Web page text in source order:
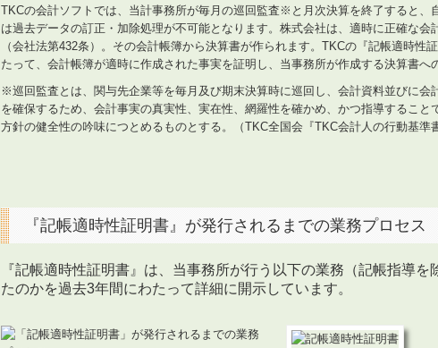
TKCの会計ソフトでは、当計事務所が毎月の巡回監査※と月次決算を終了すると、
は過去データの訂正・加除処理が不可能となります。株式会社は、適時に正確な会
（会社法第432条）。その会計帳簿から決算書が作られます。TKCの『記帳適時性
たって、会計帳簿が適時に作成された事実を証明し、当事務所が作成する決算書へ
※巡回監査とは、関与先企業等を毎月及び期末決算時に巡回し、会計資料並びに会
を確保するため、会計事実の真実性、実在性、網羅性を確かめ、かつ指導すること
方針の健全性の吟味につとめるものとする。（TKC全国会『TKC会計人の行動基準
『記帳適時性証明書』が発行されるまでの業務プロセス
『記帳適時性証明書』は、当事務所が行う以下の業務（記帳指導を
たのかを過去3年間にわたって詳細に開示しています。